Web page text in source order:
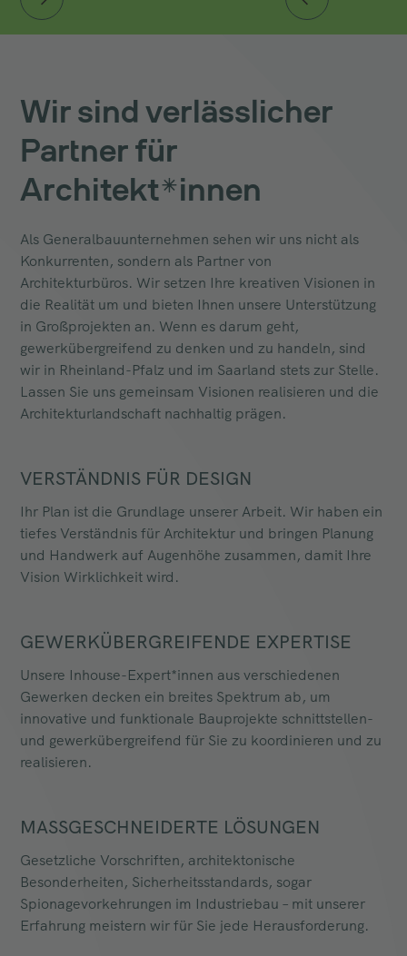
Wir sind verlässlicher
Partner für
Architekt*innen
Als Generalbauunternehmen sehen wir uns nicht als
Konkurrenten, sondern als Partner von
Architekturbüros. Wir setzen Ihre kreativen Visionen in
die Realität um und bieten Ihnen unsere Unterstützung
in Großprojekten an. Wenn es darum geht,
gewerkübergreifend zu denken und zu handeln, sind
wir in Rheinland-Pfalz und im Saarland stets zur Stelle.
Lassen Sie uns gemeinsam Visionen realisieren und die
Architekturlandschaft nachhaltig prägen.
VERSTÄNDNIS FÜR DESIGN
Ihr Plan ist die Grundlage unserer Arbeit. Wir haben ein
tiefes Verständnis für Architektur und bringen Planung
und Handwerk auf Augenhöhe zusammen, damit Ihre
Vision Wirklichkeit wird.
GEWERKÜBERGREIFENDE EXPERTISE
Unsere Inhouse-Expert*innen aus verschiedenen
Gewerken decken ein breites Spektrum ab, um
innovative und funktionale Bauprojekte schnittstellen-
und gewerkübergreifend für Sie zu koordinieren und zu
realisieren.
MASSGESCHNEIDERTE LÖSUNGEN
Gesetzliche Vorschriften, architektonische
Besonderheiten, Sicherheitsstandards, sogar
Spionagevorkehrungen im Industriebau – mit unserer
Erfahrung meistern wir für Sie jede Herausforderung.